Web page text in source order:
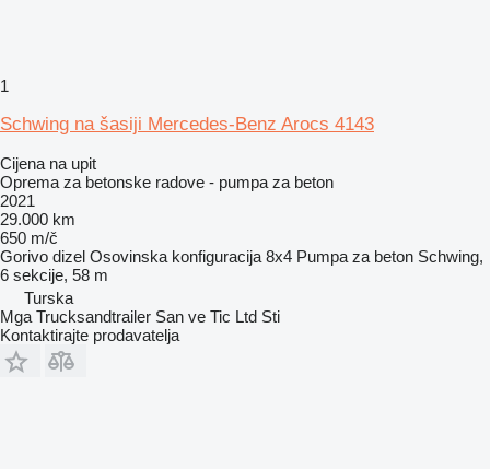
1
Schwing na šasiji Mercedes-Benz Arocs 4143
Cijena na upit
Oprema za betonske radove - pumpa za beton
2021
29.000 km
650 m/č
Gorivo dizel Osovinska konfiguracija 8x4 Pumpa za beton Schwing,
6 sekcije, 58 m
Turska
Mga Trucksandtrailer San ve Tic Ltd Sti
Kontaktirajte prodavatelja